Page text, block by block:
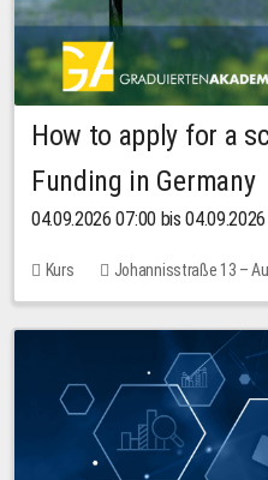
How to apply for a
Funding in Germany
04.09.2026 07:00 bis
Kurs Johannisstraße 13 –
10,00 EUR